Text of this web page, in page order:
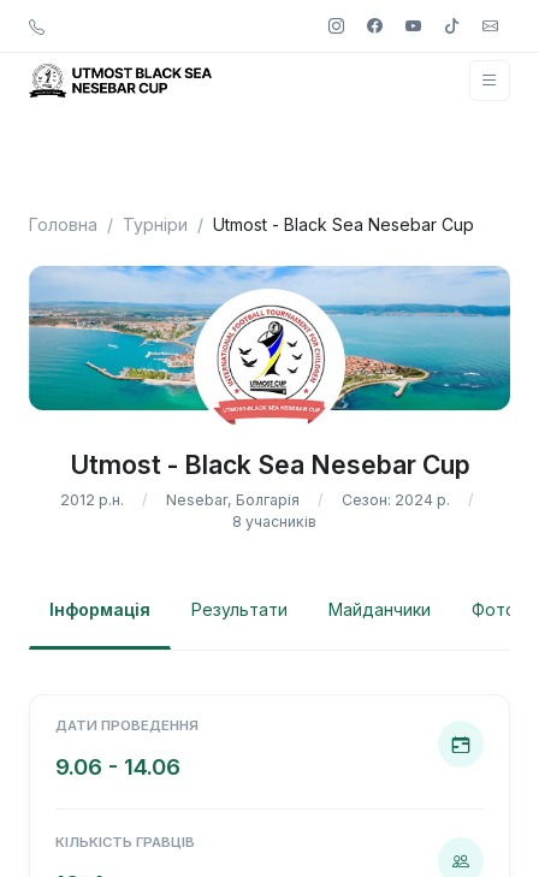
Головна Турніри Utmost - Black Sea Nesebar Cup
Utmost - Black Sea Nesebar Cup
2012 р.н. Nesebar, Болгарія
Сезон: 2024 р.
8 учасників
Інформація Результати Майданчики
ДАТИ ПРОВЕДЕННЯ
9.06 - 14.06
КІЛЬКІСТЬ ГРАВЦІВ